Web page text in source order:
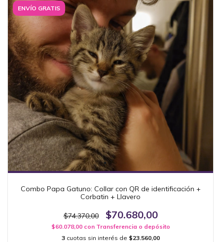
ENVÍO GRATIS
Combo Papa Gatuno: Collar con QR de identificación +
Corbatin + Llavero
$74.370,00 $70.680,00
$60.078,00 con Transferencia o depósito
3 cuotas sin interés de $23.560,00